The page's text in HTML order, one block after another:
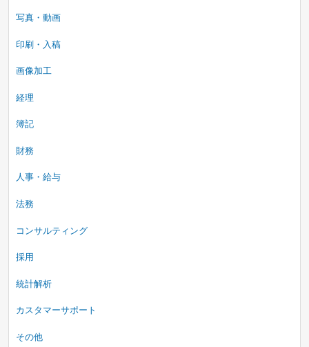
写真・動画
印刷・入稿
画像加工
経理
簿記
財務
人事・給与
法務
コンサルティング
採用
統計解析
カスタマーサポート
その他